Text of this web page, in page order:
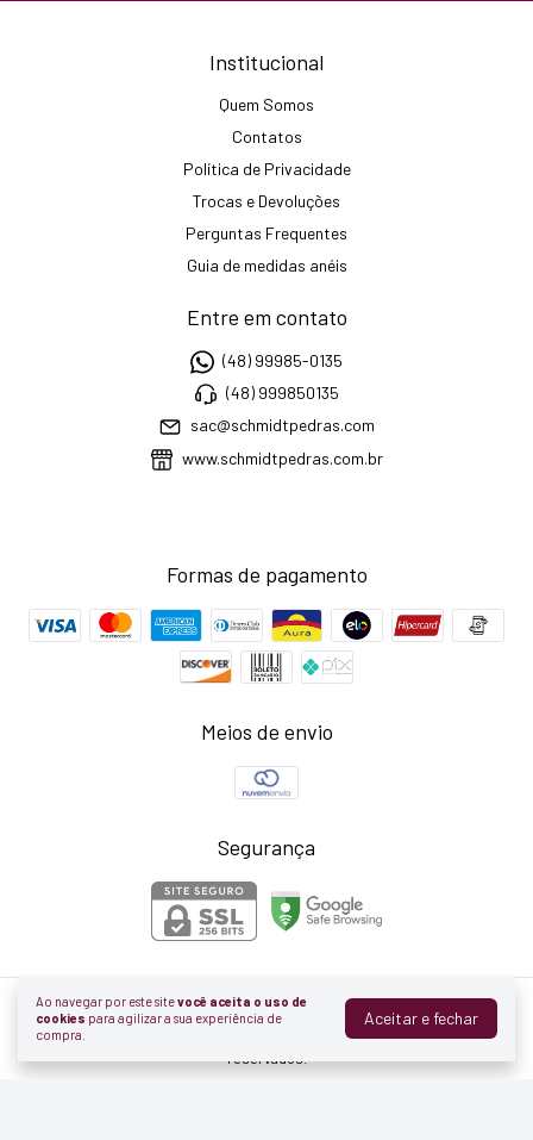
Ao navegar por este sitevocê aceita o uso de
cookies para agilizar a sua experiência de
compra.
Aceitar e fechar
Institucional
Quem Somos
Contatos
Política de Privacidade
Trocas e Devoluções
Perguntas Frequentes
Guia de medidas anéis
Entre em contato
(48) 99985-0135
(48) 999850135
sac@schmidtpedras.com
www.schmidtpedras.com.br
Formas de pagamento
Meios de envio
Segurança
Schmidt Pedras
©2026. Schmidt Pedras Brasileiras - 85184455000167. Todos os direitos
reservados.